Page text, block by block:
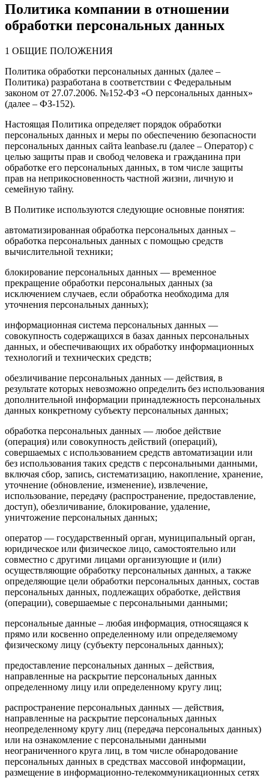
Политика компании в отношении
обработки персональных данных
1 ОБЩИЕ ПОЛОЖЕНИЯ
Политика обработки персональных данных (далее –
Политика) разработана в соответствии с Федеральным
законом от 27.07.2006. №152-ФЗ «О персональных данных»
(далее – ФЗ-152).
Настоящая Политика определяет порядок обработки
персональных данных и меры по обеспечению безопасности
персональных данных сайта leanbase.ru (далее – Оператор) с
целью защиты прав и свобод человека и гражданина при
обработке его персональных данных, в том числе защиты
прав на неприкосновенность частной жизни, личную и
семейную тайну.
В Политике используются следующие основные понятия:
автоматизированная обработка персональных данных –
обработка персональных данных с помощью средств
вычислительной техники;
блокирование персональных данных — временное
прекращение обработки персональных данных (за
исключением случаев, если обработка необходима для
уточнения персональных данных);
информационная система персональных данных —
совокупность содержащихся в базах данных персональных
данных, и обеспечивающих их обработку информационных
технологий и технических средств;
обезличивание персональных данных — действия, в
результате которых невозможно определить без использования
дополнительной информации принадлежность персональных
данных конкретному субъекту персональных данных;
обработка персональных данных — любое действие
(операция) или совокупность действий (операций),
совершаемых с использованием средств автоматизации или
без использования таких средств с персональными данными,
включая сбор, запись, систематизацию, накопление, хранение,
уточнение (обновление, изменение), извлечение,
использование, передачу (распространение, предоставление,
доступ), обезличивание, блокирование, удаление,
уничтожение персональных данных;
оператор — государственный орган, муниципальный орган,
юридическое или физическое лицо, самостоятельно или
совместно с другими лицами организующие и (или)
осуществляющие обработку персональных данных, а также
определяющие цели обработки персональных данных, состав
персональных данных, подлежащих обработке, действия
(операции), совершаемые с персональными данными;
персональные данные – любая информация, относящаяся к
прямо или косвенно определенному или определяемому
физическому лицу (субъекту персональных данных);
предоставление персональных данных – действия,
направленные на раскрытие персональных данных
определенному лицу или определенному кругу лиц;
распространение персональных данных — действия,
направленные на раскрытие персональных данных
неопределенному кругу лиц (передача персональных данных)
или на ознакомление с персональными данными
неограниченного круга лиц, в том числе обнародование
персональных данных в средствах массовой информации,
размещение в информационно-телекоммуникационных сетях